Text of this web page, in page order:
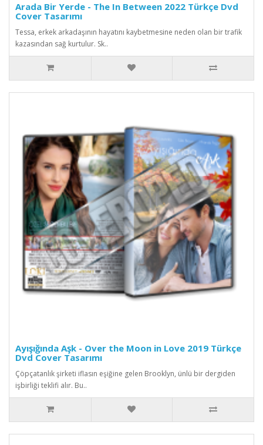
Arada Bir Yerde - The In Between 2022 Türkçe Dvd
Cover Tasarımı
Tessa, erkek arkadaşının hayatını kaybetmesine neden olan bir trafik
kazasından sağ kurtulur. Sk..
Ayışığında Aşk - Over the Moon in Love 2019 Türkçe
Dvd Cover Tasarımı
Çöpçatanlık şirketi iflasın eşiğine gelen Brooklyn, ünlü bir dergiden
işbirliği teklifi alır. Bu..